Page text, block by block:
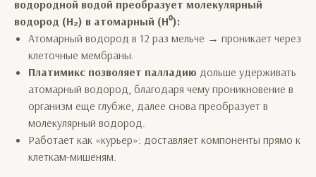
водородной водой преобразует молекулярный
водород (H₂) в атомарный (H⁰):
Атомарный водород в 12 раз мельче → проникает через
клеточные мембраны.
Платимикс позволяет палладию дольше удерживать
атомарный водород, благодаря чему проникновение в
организм еще глубже, далее снова преобразует в
молекулярный водород.
Работает как «курьер»: доставляет компоненты прямо к
клеткам-мишеням.